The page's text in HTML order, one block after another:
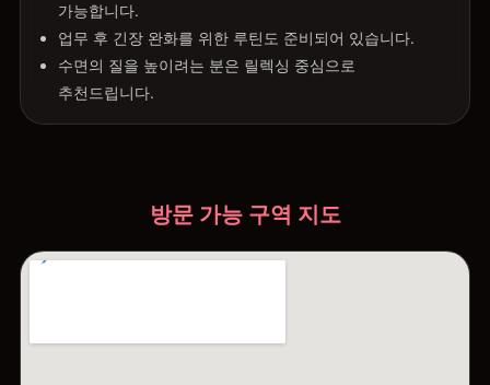
가능합니다.
업무 후 긴장 완화를 위한 루틴도 준비되어 있습니다.
수면의 질을 높이려는 분은 릴렉싱 중심으로
추천드립니다.
방문 가능 구역 지도